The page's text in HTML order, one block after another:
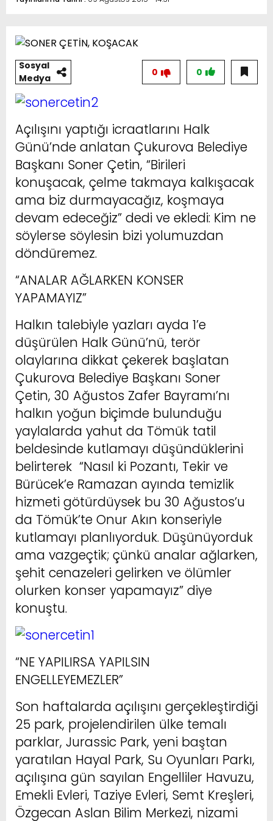
Sosyal
Medya
0
0
Açılışını yaptığı icraatlarını Halk
Günü’nde anlatan Çukurova Belediye
Başkanı Soner Çetin, “Birileri
konuşacak, çelme takmaya kalkışacak
ama biz durmayacağız, koşmaya
devam edeceğiz” dedi ve ekledi: Kim ne
söylerse söylesin bizi yolumuzdan
döndüremez.
“ANALAR AĞLARKEN KONSER
YAPAMAYIZ”
Halkın talebiyle yazları ayda 1’e
düşürülen Halk Günü’nü, terör
olaylarına dikkat çekerek başlatan
Çukurova Belediye Başkanı Soner
Çetin, 30 Ağustos Zafer Bayramı’nı
halkın yoğun biçimde bulunduğu
yaylalarda yahut da Tömük tatil
beldesinde kutlamayı düşündüklerini
belirterek “Nasıl ki Pozantı, Tekir ve
Bürücek’e Ramazan ayında temizlik
hizmeti götürdüysek bu 30 Ağustos’u
da Tömük’te Onur Akın konseriyle
kutlamayı planlıyorduk. Düşünüyorduk
ama vazgeçtik; çünkü analar ağlarken,
şehit cenazeleri gelirken ve ölümler
olurken konser yapamayız” diye
konuştu.
“NE YAPILIRSA YAPILSIN
ENGELLEYEMEZLER”
Son haftalarda açılışını gerçekleştirdiği
25 park, projelendirilen ülke temalı
parklar, Jurassic Park, yeni baştan
yaratılan Hayal Park, Su Oyunları Parkı,
açılışına gün sayılan Engelliler Havuzu,
Emekli Evleri, Taziye Evleri, Semt Kreşleri,
Özgecan Aslan Bilim Merkezi, nizami